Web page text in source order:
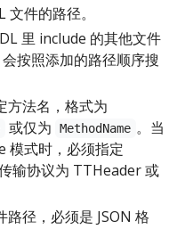
文件的路径。
里 include 的其他文件
按照添加的路径顺序搜
方法名，格式为
或仅为 MethodName 。当
模式时，必须指定
输协议为 TTHeader 或
路径，必须是 JSON 格